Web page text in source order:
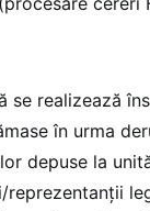
se realizează
în urma
depuse la